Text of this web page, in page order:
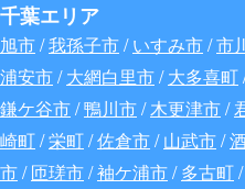
千葉エリア
旭市/我孫子市/いすみ市/市
浦安市/大網白里市/大多喜町
鎌ケ谷市/鴨川市/木更津市/
崎町/栄町/佐倉市/山武市/
市/匝瑳市/袖ケ浦市/多古町/